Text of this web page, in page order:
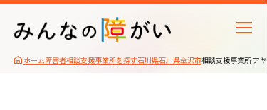
ホーム障害者相談支援事業所を探す石川県石川県金沢市相談支援事業所 アヤ